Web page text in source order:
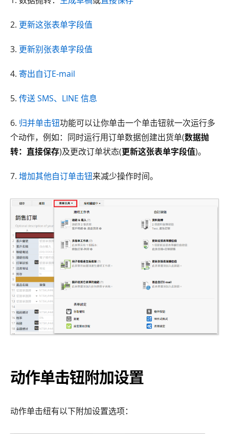
2. 更新这张表单字段值
3. 更新别张表单字段值
4. 寄出自订E-mail
5. 传送 SMS、LINE 信息
6. 归并单击钮功能可以让你单击一个单击钮就一次运行多
个动作，例如：同时运行用订单数据创建出货单(数据抛
转：直接保存)及更改订单状态(更新这张表单字段值)。
7. 增加其他自订单击钮来减少操作时间。
动作单击钮附加设置
动作单击纽有以下附加设置选项：